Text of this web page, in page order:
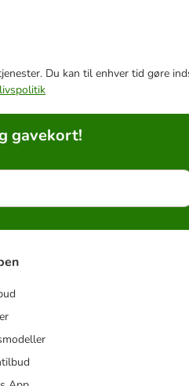
Du kan til enhver tid gøre
gavekort!